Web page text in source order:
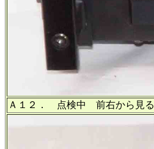
Ａ１２． 点検中 前右から見る